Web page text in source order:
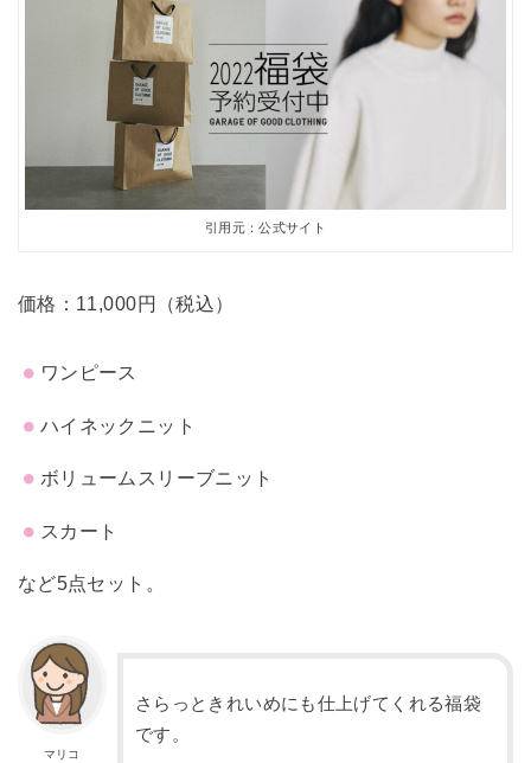
引用元：公式サイト
価格：11,000円（税込）
ワンピース
ハイネックニット
ボリュームスリーブニット
スカート
など5点セット。
マリコ
さらっときれいめにも仕上げてくれる福袋
です。